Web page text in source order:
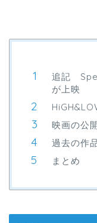
追記
が上映
映画の公
過去の作
まとめ